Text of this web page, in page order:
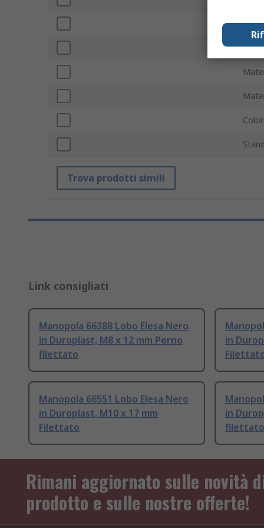
Trova prodotti simili
Link consigliati
Manopola 66388 Lobo Elesa Nero
in Duroplast, M8 x 12 mm Perno
filettato
in
Manopola 66551 Lobo Elesa Nero
in Duroplast, M10 x 17 mm
Filettato
in
filettato
Rimani aggiornato sulle novità
prodotto e sulle nostre offerte!